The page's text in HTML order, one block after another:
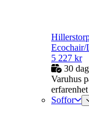
5 227 kr
30
Varuhus
erfarenhet
Soffor